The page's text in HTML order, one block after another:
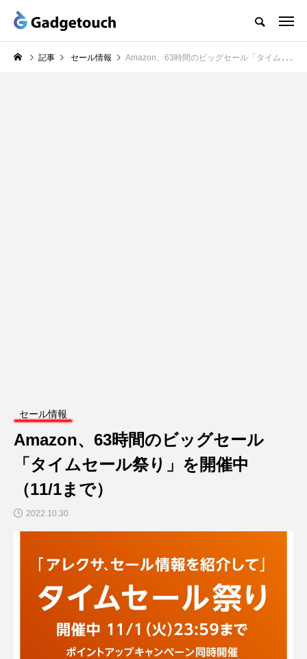
記事 セール情報 Amazon、63時間のビッグセール「タイムセール祭り」を開催中（11/1まで）
セール情報
Amazon、63時間のビッグセール
「タイムセール祭り」を開催中
（11/1まで）
2022.10.30